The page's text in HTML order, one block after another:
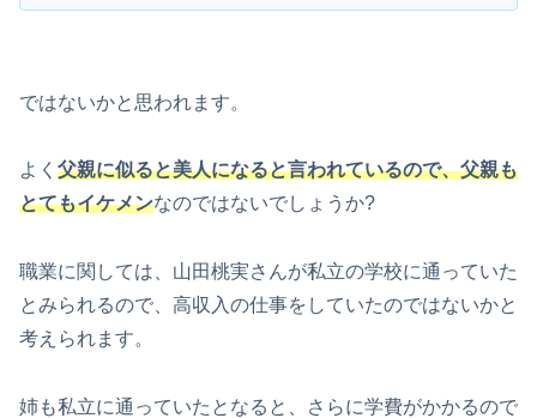
ではないかと思われます。
よく 父親に似ると美人になると言われているので、父親も
とてもイケメンなのではないでしょうか?
職業に関しては、山田桃実さんが私立の学校に通っていた
とみられるので、高収入の仕事をしていたのではないかと
考えられます。
姉も私立に通っていたとなると、さらに学費がかかるので